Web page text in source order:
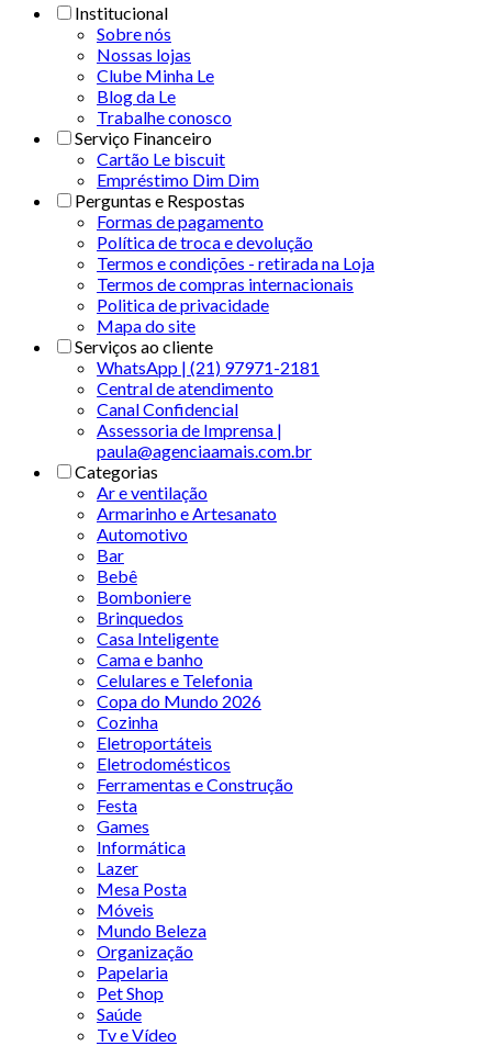
Institucional
Sobre nós
Nossas lojas
Clube Minha Le
Blog da Le
Trabalhe conosco
Serviço Financeiro
Cartão Le biscuit
Empréstimo Dim Dim
Perguntas e Respostas
Formas de pagamento
Política de troca e devolução
Termos e condições - retirada na Loja
Termos de compras internacionais
Politica de privacidade
Mapa do site
Serviços ao cliente
WhatsApp | (21) 97971-2181
Central de atendimento
Canal Confidencial
Assessoria de Imprensa |
paula@agenciaamais.com.br
Categorias
Ar e ventilação
Armarinho e Artesanato
Automotivo
Bar
Bebê
Bomboniere
Brinquedos
Casa Inteligente
Cama e banho
Celulares e Telefonia
Copa do Mundo 2026
Cozinha
Eletroportáteis
Eletrodomésticos
Ferramentas e Construção
Festa
Games
Informática
Lazer
Mesa Posta
Móveis
Mundo Beleza
Organização
Papelaria
Pet Shop
Saúde
Tv e Vídeo